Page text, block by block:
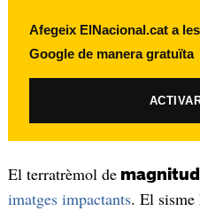
Afegeix ElNacional.cat a
Google de manera gratuïta
El terratrèmol demagnitud
imatges impactants. El sisme